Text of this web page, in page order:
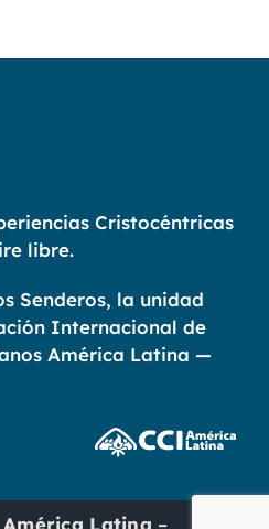
Cristocéntricas
libre.
Senderos, la unidad
Internacional de
América Latina —